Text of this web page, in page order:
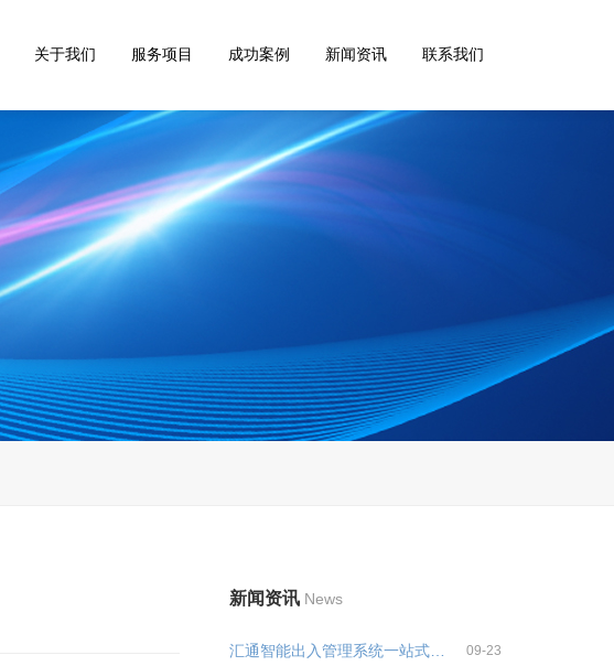
关于我们 服务项目 成功案例 新闻资讯 联系我们
新闻资讯 News
汇通智能出入管理系统一站式解决... 09-23